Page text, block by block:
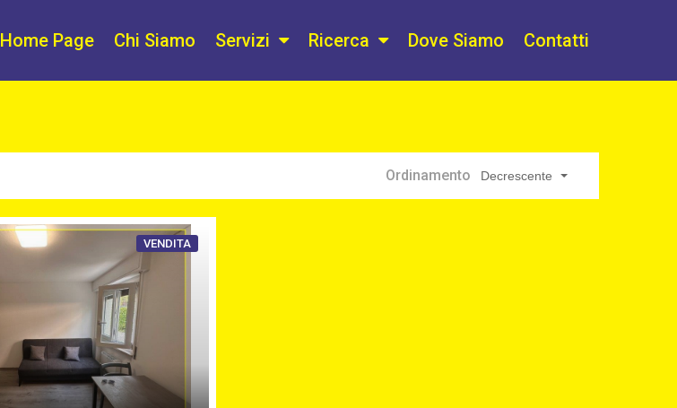
Home Page Chi Siamo Servizi Ricerca Dove Siamo Contatti
Ordinamento Decrescente
VENDITA